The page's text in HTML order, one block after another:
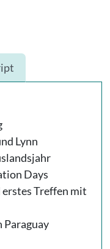
Lynn
Days
Treffen mit
Paraguay